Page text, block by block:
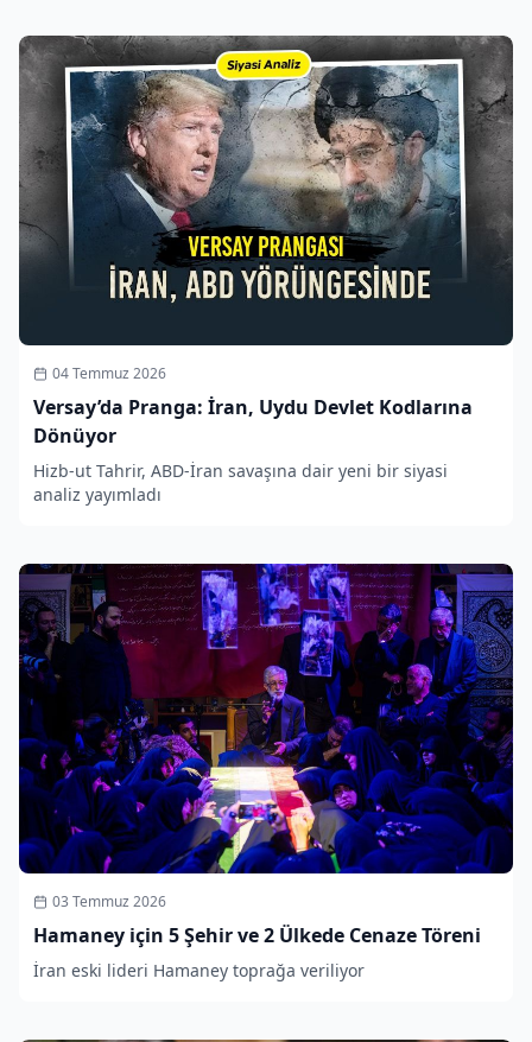
04 Temmuz 2026
Versay’da Pranga: İran, Uydu Devlet Kodlarına
Dönüyor
Hizb-ut Tahrir, ABD-İran savaşına dair yeni bir siyasi
analiz yayımladı
03 Temmuz 2026
Hamaney için 5 Şehir ve 2 Ülkede Cenaze Töreni
İran eski lideri Hamaney toprağa veriliyor